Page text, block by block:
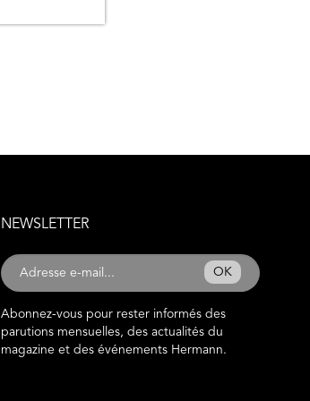
NEWSLETTER
OK
Abonnez-vous pour rester informés des
parutions mensuelles, des actualités du
magazine et des événements Hermann.